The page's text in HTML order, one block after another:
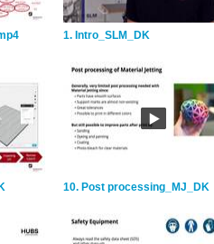
1. Intro_SLM_DK
10. Post processing_MJ_DK